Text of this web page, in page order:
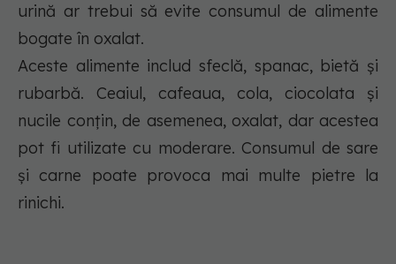
urină ar trebui să evite consumul de alimente
bogate în oxalat.
Aceste alimente includ sfeclă, spanac, bietă și
rubarbă. Ceaiul, cafeaua, cola, ciocolata și
nucile conțin, de asemenea, oxalat, dar acestea
pot fi utilizate cu moderare. Consumul de sare
și carne poate provoca mai multe pietre la
rinichi.